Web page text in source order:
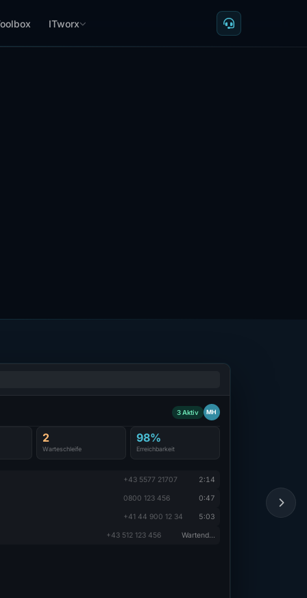
ITworx
3 Aktiv MH
2
Warteschleife
98%
Erreichbarkeit
+43 5577 21707 2:14
0800 123 456 0:47
+41 44 900 12 34 5:03
+43 512 123 456 Wartend…